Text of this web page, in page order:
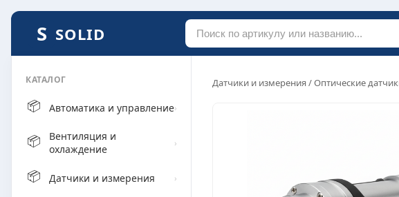
SOLID
КАТАЛОГ
📦 Автоматика и управление›
📦
Вентиляция и
охлаждение
›
📦 Датчики и измерения ›
Датчики и измерения/Оптические